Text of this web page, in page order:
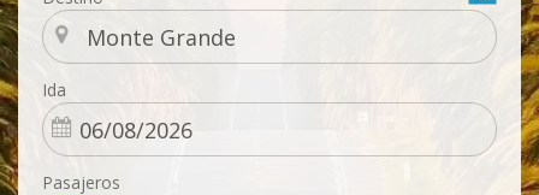
Ida
Pasajeros